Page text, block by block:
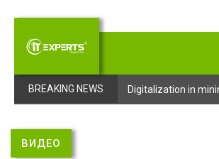
BREAKING NEWS
Digitalization in mining Mongolia 2025 арга хэмжээний бүртгэл эхэллээ
ВИДЕО